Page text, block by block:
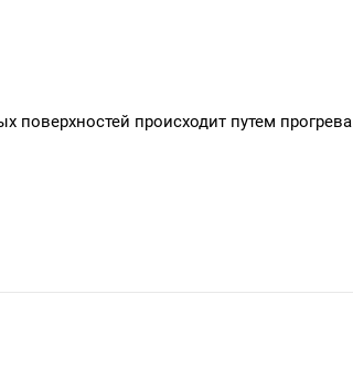
поверхностей происходит путем прогрева